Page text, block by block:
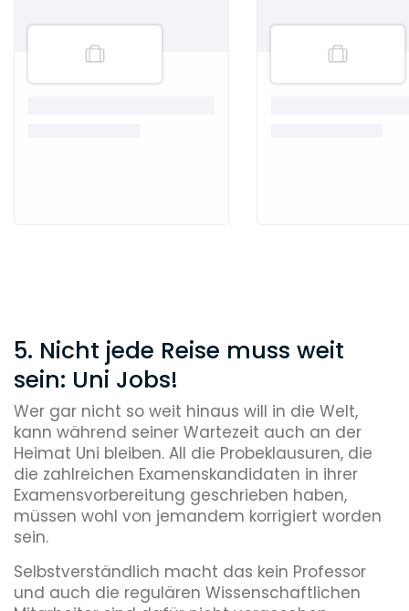
5. Nicht jede Reise muss weit
sein: Uni Jobs!
Wer gar nicht so weit hinaus will in die Welt,
kann während seiner Wartezeit auch an der
Heimat Uni bleiben. All die Probeklausuren, die
die zahlreichen Examenskandidaten in ihrer
Examensvorbereitung geschrieben haben,
müssen wohl von jemandem korrigiert worden
sein.
Selbstverständlich macht das kein Professor
und auch die regulären Wissenschaftlichen